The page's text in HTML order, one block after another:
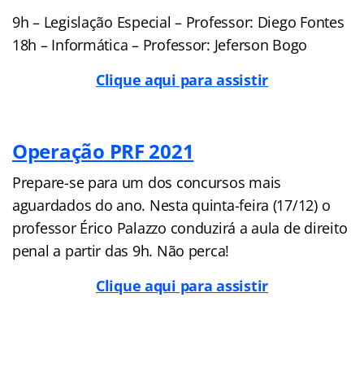
9h – Legislação Especial – Professor: Diego Fontes
18h – Informática – Professor: Jeferson Bogo
Clique aqui para assistir
Operação PRF 2021
Prepare-se para um dos concursos mais
aguardados do ano. Nesta quinta-feira (17/12) o
professor Érico Palazzo conduzirá a aula de direito
penal a partir das 9h. Não perca!
Clique aqui para assistir